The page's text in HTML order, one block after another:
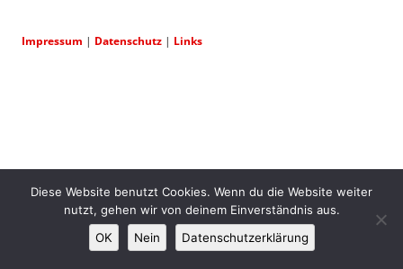
Impressum | Datenschutz | Links
Diese Website benutzt Cookies. Wenn du die Website weiter
nutzt, gehen wir von deinem Einverständnis aus.
OK
Nein Datenschutzerklärung